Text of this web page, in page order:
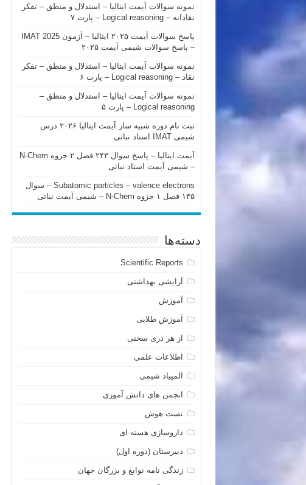
نمونه سوالات آیمت ایتالیا – استدلال و منطق – تفکر
نقادانه – Logical reasoning – پارت ۷
پاسخ سوالات آیمت ۲۰۲۵ ایتالیا – آزمون IMAT 2025
– پاسخ سوالات شیمی آیمت ۲۰۲۵
نمونه سوالات آیمت ایتالیا – استدلال و منطق – تفکر
نقاد – Logical reasoning – پارت ۶
نمونه سوالات آیمت ایتالیا – استدلال و منطق –
Logical reasoning – پارت ۵
ثبت نام دوره شبیه ساز آیمت ایتالیا ۲۰۲۶ درس
شیمی IMAT استاد نباتی
آیمت ایتالیا – پاسخ سوال ۲۴۳ فصل ۲ جزوه N-Chem
– شیمی آیمت استاد نباتی
Subatomic particles – valence electrons – سوال
۱۳۵ فصل ۱ جزوه N-Chem – شیمی آیمت نباتی
دسته‌ها
Scientific Reports
آرایشی بهداشتی
آموزش
آموزش طلایی
از هر دری سخنی
اطلاعات علمی
المپیاد شیمی
انجمن های دانش آموزی
تست هوش
داروسازی هسته ای
دبیرستان (دوره اول)
زندگی نامه نوابغ و بزرگان جهان